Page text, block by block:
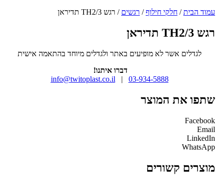
עמוד הבית/ חלקי חילוף/ רגשים / רגש TH2/3 תדיראן
רגש TH2/3 תדיראן
לגדלים אשר לא מופיעים באתר ולגדלים מיוחד בהתאמה אישית
דברו איתנו!
03-934-5888
|
info@twitoplast.co.il
שתפו את המוצר
Facebook
Email
LinkedIn
WhatsApp
מוצרים קשורים